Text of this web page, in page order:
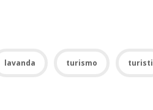
lavanda turismo turisti